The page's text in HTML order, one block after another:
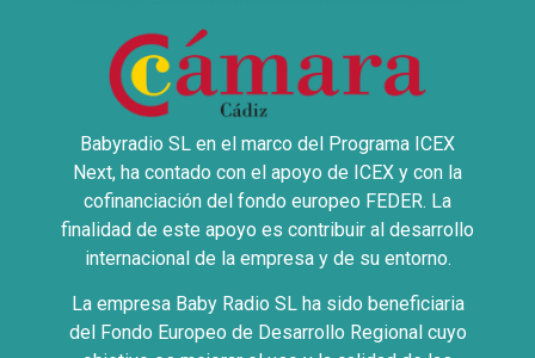
Babyradio SL en el marco del Programa ICEX
Next, ha contado con el apoyo de ICEX y con la
cofinanciación del fondo europeo FEDER. La
finalidad de este apoyo es contribuir al desarrollo
internacional de la empresa y de su entorno.
La empresa Baby Radio SL ha sido beneficiaria
del Fondo Europeo de Desarrollo Regional cuyo